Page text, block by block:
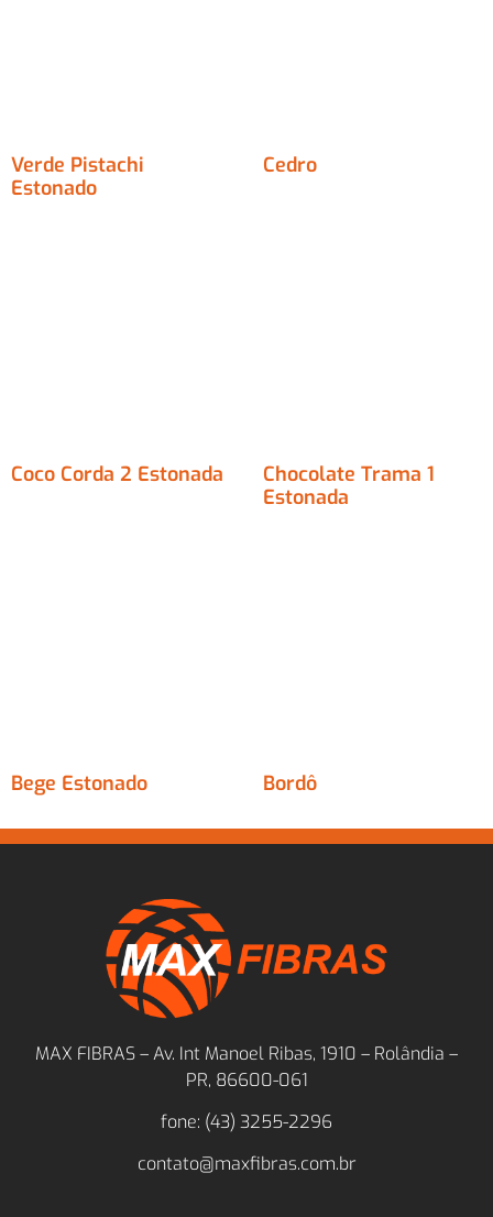
Verde Pistachi
Estonado
Cedro
Coco Corda 2 Estonada
Chocolate Trama 1
Estonada
Bege Estonado Bordô
MAX FIBRAS – Av. Int Manoel Ribas, 1910 – Rolândia –
PR, 86600-061
fone: (43) 3255-2296
contato@maxfibras.com.br